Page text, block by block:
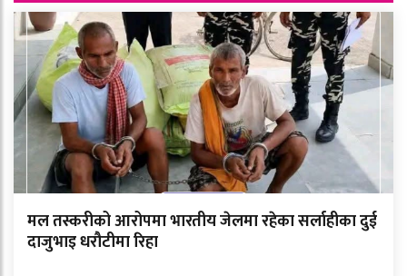
मल तस्करीको आरोपमा भारतीय जेलमा रहेका सर्लाहीका दुई
दाजुभाइ धरौटीमा रिहा